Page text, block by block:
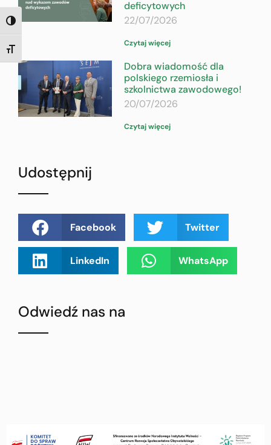
TOGGLE HIGH CONTRAST
TOGGLE FONT SIZE
deficytowych
22/07/2026
Czytaj więcej
Dobra wiadomość dla
polskiego rzemiosła i
szkolnictwa zawodowego!
20/07/2026
Czytaj więcej
Udostępnij
Facebook Twitter
LinkedIn WhatsApp
Odwiedź nas na